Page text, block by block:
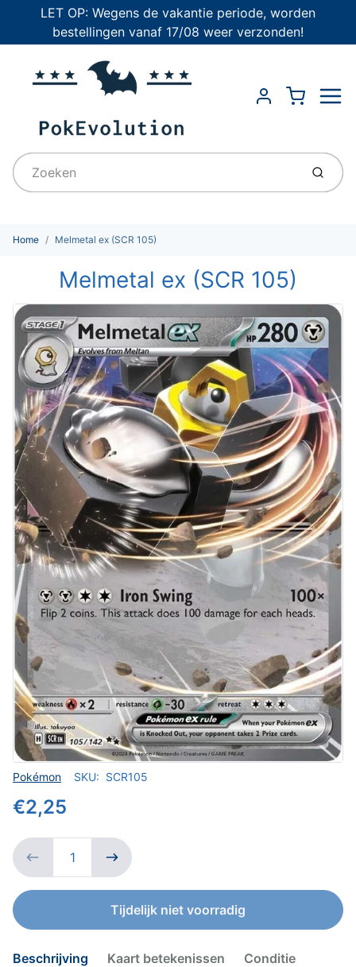
LET OP: Wegens de vakantie periode, worden
bestellingen vanaf 17/08 weer verzonden!
Account
Cart
Home Melmetal ex (SCR 105)
Melmetal ex (SCR 105)
Verkoper
Pokémon SKU: SCR105
€2,25
Tijdelijk niet voorradig
Beschrijving Kaart betekenissen Conditie